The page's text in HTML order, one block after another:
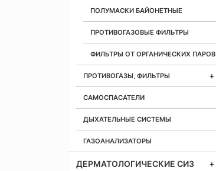
ПОЛУМАСКИ БАЙОНЕТНЫЕ
ПРОТИВОГАЗОВЫЕ ФИЛЬТРЫ
ФИЛЬТРЫ ОТ ОРГАНИЧЕСКИХ ПАРОВ
ПРОТИВОГАЗЫ, ФИЛЬТРЫ
САМОСПАСАТЕЛИ
ДЫХАТЕЛЬНЫЕ СИСТЕМЫ
ГАЗОАНАЛИЗАТОРЫ
ДЕРМАТОЛОГИЧЕСКИЕ СИЗ